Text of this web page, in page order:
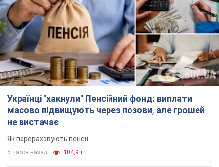
Українці "хакнули" Пенсійний фонд: виплати
масово підвищують через позови, але грошей
не вистачає
Як перераховують пенсії
5 часов назад 104,9 т.